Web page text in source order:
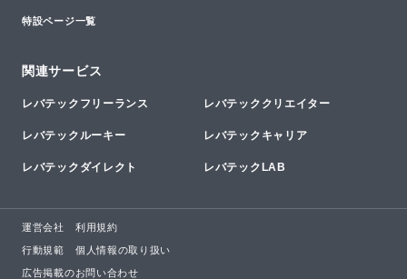
特設ページ一覧
関連サービス
レバテックフリーランス レバテッククリエイター
レバテックルーキー レバテックキャリア
レバテックダイレクト レバテックLAB
運営会社 利用規約
行動規範 個人情報の取り扱い
広告掲載のお問い合わせ